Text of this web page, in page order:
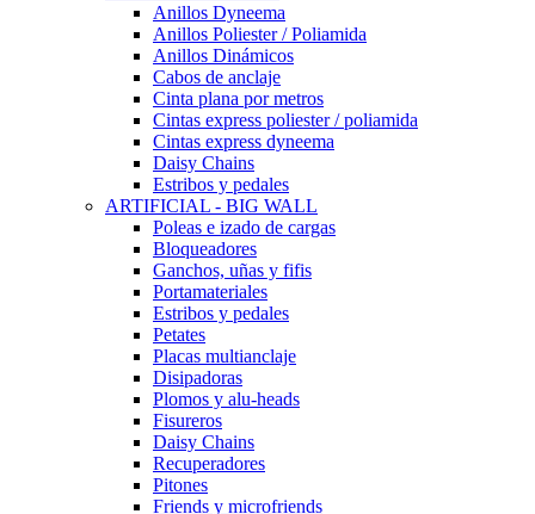
Anillos Dyneema
Anillos Poliester / Poliamida
Anillos Dinámicos
Cabos de anclaje
Cinta plana por metros
Cintas express poliester / poliamida
Cintas express dyneema
Daisy Chains
Estribos y pedales
ARTIFICIAL - BIG WALL
Poleas e izado de cargas
Bloqueadores
Ganchos, uñas y fifis
Portamateriales
Estribos y pedales
Petates
Placas multianclaje
Disipadoras
Plomos y alu-heads
Fisureros
Daisy Chains
Recuperadores
Pitones
Friends y microfriends